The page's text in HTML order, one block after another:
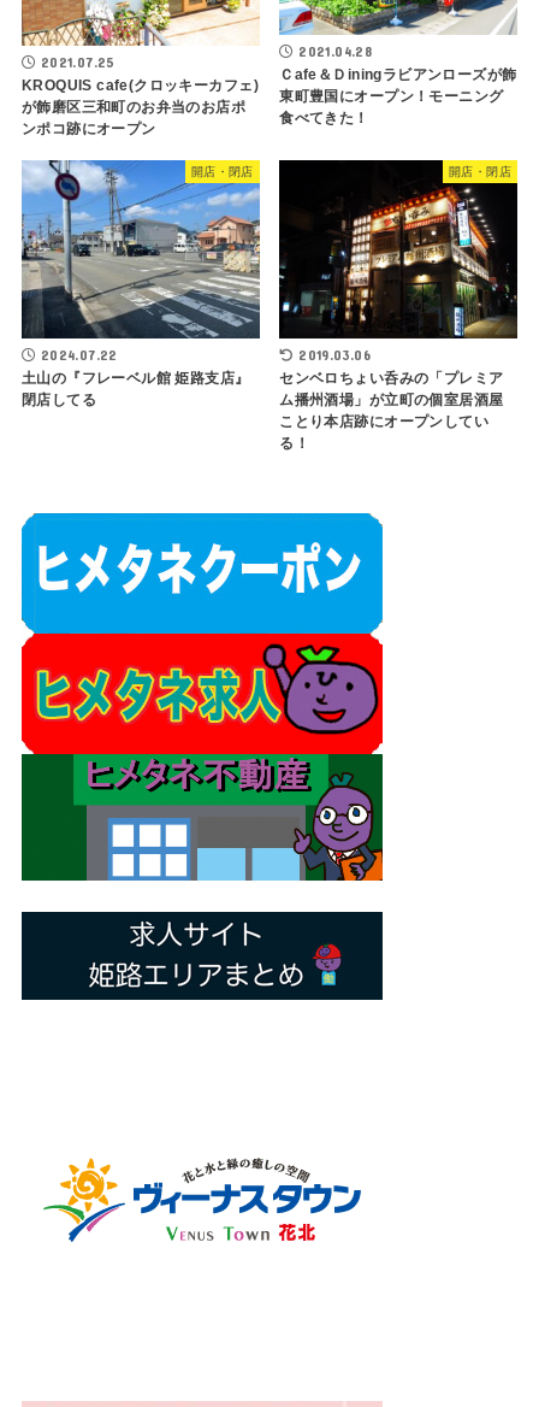
2021.07.25
KROQUIS cafe(クロッキーカフェ)
が飾磨区三和町のお弁当のお店ポ
ンポコ跡にオープン
2021.04.28
Ｃafe＆Ｄiningラビアンローズが飾
東町豊国にオープン！モーニング
食べてきた！
開店・閉店
2024.07.22
土山の『フレーベル館 姫路支店』
閉店してる
開店・閉店
2019.03.06
センベロちょい呑みの「プレミア
ム播州酒場」が立町の個室居酒屋
ことり本店跡にオープンしてい
る！